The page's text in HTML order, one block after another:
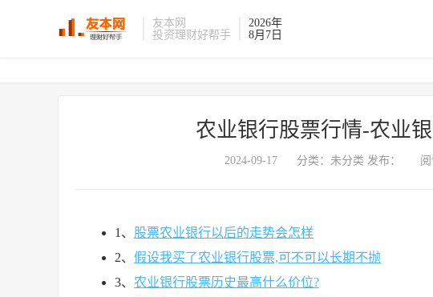
友本网
投资理财好帮手
2026年
8月7日
农业银行股票行情-农业
2024-09-17 分类：未分类 发布：
1、 股票农业银行以后的走势会怎样
2、 假设我买了农业银行股票,可不可以长期不抛
3、 农业银行股票历史最高什么价位?